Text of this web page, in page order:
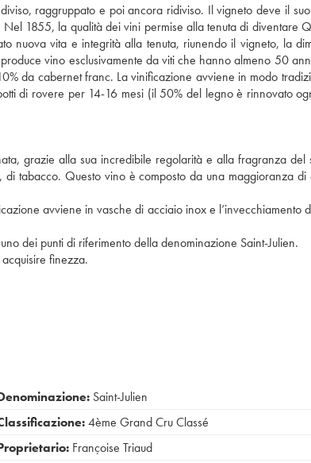
raggruppato e poi ancora ridiviso. Il vigneto deve il
1855, la qualità dei vini permise alla tenuta di diventare
nuova vita e integrità alla tenuta, riunendo il vigneto, la
vino esclusivamente da viti che hanno almeno 50
da cabernet franc. La vinificazione avviene in modo
di rovere per 14-16 mesi (il 50% del legno è rinnovato
grazie alla sua incredibile regolarità e alla fragranza del
tabacco. Questo vino è composto da una maggioranza di
avviene in vasche di acciaio inox e l’invecchiamento
dei punti di riferimento della denominazione Saint-Julien.
finezza.
Saint-Julien
4ème Grand Cru Classé
Françoise Triaud